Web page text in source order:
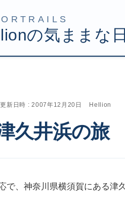
新日時 :2007年12月20日 Hellion
久井浜の旅
で、神奈川県横須賀にある津